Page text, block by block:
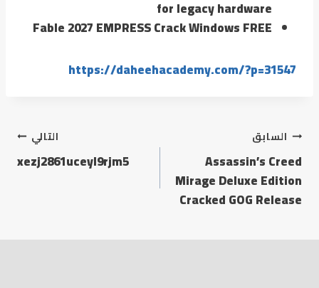
for legacy hardware
Fable 2027 EMPRESS Crack Windows FREE
https://daheehacademy.com/?p=31547
تصفّح
المقالات
السابق
Assassin’s Creed
Mirage Deluxe Edition
Cracked GOG Release
التالي
xezj2861uceyl9rjm5